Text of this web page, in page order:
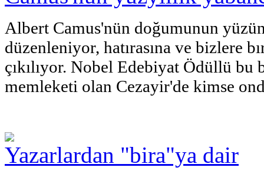
Albert Camus'nün doğumunun
düzenleniyor, hatırasına ve bizlere
çıkılıyor. Nobel Edebiyat Ödüllü bu
memleketi olan Cezayir'de kimse
Yazarlardan "bira"ya dair